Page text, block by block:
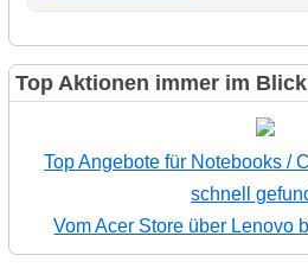
Top Aktionen immer im Blick
Top Angebote für Notebooks /
schnell
Vom Acer Store über Lenovo